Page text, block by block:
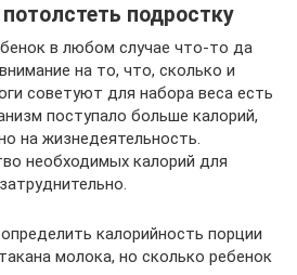
подростку
в любом случае что-то да
на то, что, сколько и
советуют для набора веса есть
поступало больше калорий,
на жизнедеятельность.
необходимых калорий для
калорийность порции
молока, но сколько ребенок